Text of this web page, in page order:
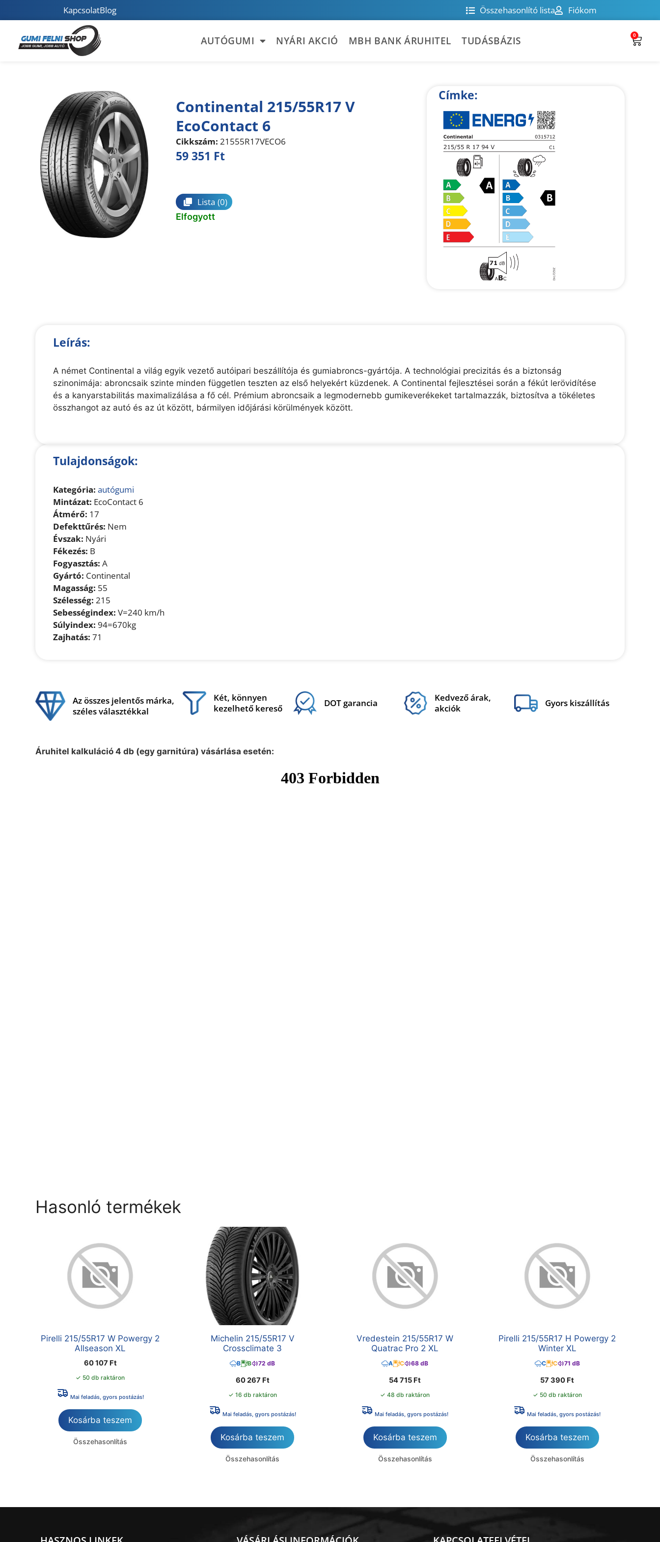
KapcsolatBlog Összehasonlító lista Fiókom
AUTÓGUMI NYÁRI AKCIÓ MBH BANK ÁRUHITEL TUDÁSBÁZIS 0
Continental 215/55R17 V
EcoContact 6
Cikkszám: 21555R17VECO6
59 351 Ft
Lista (0)
Elfogyott
Címke:
Leírás:
A német Continental a világ egyik vezető autóipari beszállítója és gumiabroncs-gyártója. A technológiai precizitás és a biztonság
szinonimája: abroncsaik szinte minden független teszten az első helyekért küzdenek. A Continental fejlesztései során a fékút lerövidítése
és a kanyarstabilitás maximalizálása a fő cél. Prémium abroncsaik a legmodernebb gumikeverékeket tartalmazzák, biztosítva a tökéletes
összhangot az autó és az út között, bármilyen időjárási körülmények között.
Tulajdonságok:
Kategória: autógumi
Mintázat: EcoContact 6
Átmérő: 17
Defekttűrés: Nem
Évszak: Nyári
Fékezés: B
Fogyasztás: A
Gyártó: Continental
Magasság: 55
Szélesség: 215
Sebességindex: V=240 km/h
Súlyindex: 94=670kg
Zajhatás: 71
Az összes jelentős márka,
széles választékkal
Két, könnyen
kezelhető kereső
DOT garancia
Kedvező árak,
akciók
Gyors kiszállítás
Áruhitel kalkuláció 4 db (egy garnitúra) vásárlása esetén:
Hasonló termékek
Pirelli 215/55R17 W Powergy 2
Allseason XL
60 107 Ft
✓ 50 db raktáron
Mai feladás, gyors postázás!
Kosárba teszem
Összehasonlítás
Michelin 215/55R17 V
Crossclimate 3
B B 72 dB
60 267 Ft
✓ 16 db raktáron
Mai feladás, gyors postázás!
Kosárba teszem
Összehasonlítás
Vredestein 215/55R17 W
Quatrac Pro 2 XL
A C 68 dB
54 715 Ft
✓ 48 db raktáron
Mai feladás, gyors postázás!
Kosárba teszem
Összehasonlítás
Pirelli 215/55R17 H Powergy 2
Winter XL
C C 71 dB
57 390 Ft
✓ 50 db raktáron
Mai feladás, gyors postázás!
Kosárba teszem
Összehasonlítás